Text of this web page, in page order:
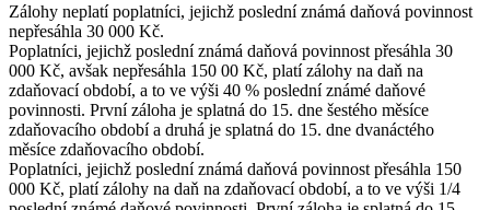
Zálohy neplatí poplatníci, jejichž poslední známá daňová povinnost
nepřesáhla 30 000 Kč.
Poplatníci, jejichž poslední známá daňová povinnost přesáhla 30
000 Kč, avšak nepřesáhla 150 00 Kč, platí zálohy na daň na
zdaňovací období, a to ve výši 40 % poslední známé daňové
povinnosti. První záloha je splatná do 15. dne šestého měsíce
zdaňovacího období a druhá je splatná do 15. dne dvanáctého
měsíce zdaňovacího období.
Poplatníci, jejichž poslední známá daňová povinnost přesáhla 150
000 Kč, platí zálohy na daň na zdaňovací období, a to ve výši 1/4